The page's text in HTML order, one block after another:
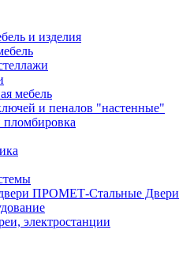
и изделия
мебель
и пеналов "настенные"
ПРОМЕТ-Стальные Двери
электростанции